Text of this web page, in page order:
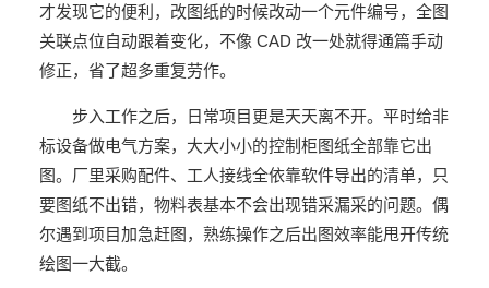
才发现它的便利，改图纸的时候改动一个元件编号，全图
关联点位自动跟着变化，不像 CAD 改一处就得通篇手动
修正，省了超多重复劳作。
步入工作之后，日常项目更是天天离不开。平时给非
标设备做电气方案，大大小小的控制柜图纸全部靠它出
图。厂里采购配件、工人接线全依靠软件导出的清单，只
要图纸不出错，物料表基本不会出现错采漏采的问题。偶
尔遇到项目加急赶图，熟练操作之后出图效率能甩开传统
绘图一大截。